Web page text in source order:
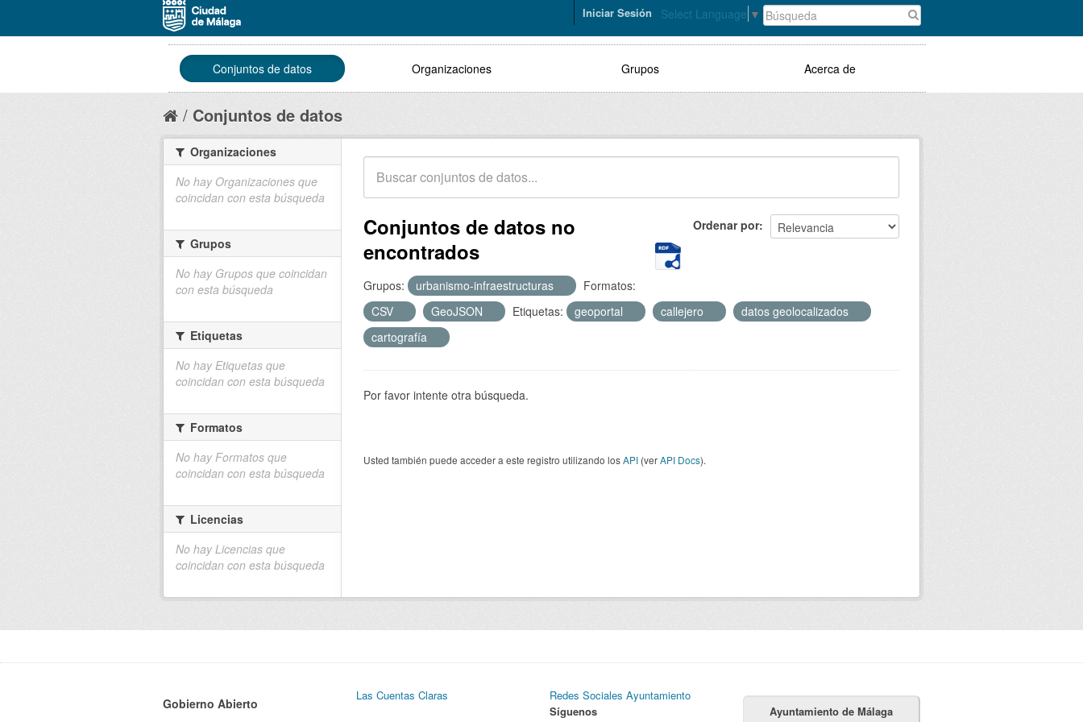
Select Language ▼
Iniciar Sesión
Conjuntos de datos Organizaciones Grupos Acerca de
Conjuntos de datos
Ordenar por
Conjuntos de datos no
encontrados
Grupos: urbanismo-infraestructuras
Formatos:
CSV
GeoJSON Etiquetas: geoportal callejero
datos geolocalizados
cartografía
Por favor intente otra búsqueda.
Usted también puede acceder a este registro utilizando losAPI (verAPI Docs).
Organizaciones
No hay Organizaciones que
coincidan con esta búsqueda
Grupos
No hay Grupos que coincidan
con esta búsqueda
Etiquetas
No hay Etiquetas que
coincidan con esta búsqueda
Formatos
No hay Formatos que
coincidan con esta búsqueda
Licencias
No hay Licencias que
coincidan con esta búsqueda
Gobierno Abierto
Las Cuentas Claras
Redes Sociales Ayuntamiento
Síguenos
Ayuntamiento de Málaga